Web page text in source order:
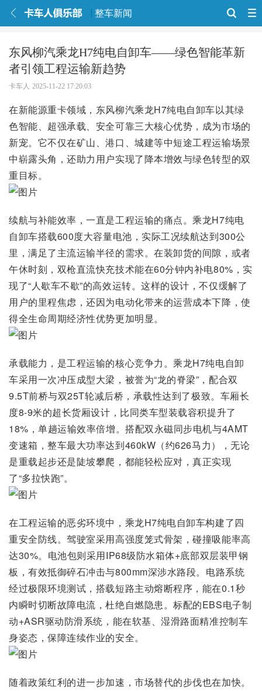
整车新闻
东风柳汽乘龙H7纯电自卸车——绿色智能革新
者引领工程运输新趋势
卡车人 2025-11-22 17:20:03
在新能源重卡领域，东风柳汽乘龙H7纯电自卸车以其绿
色智能、超强承载、安全可靠三大核心优势，成为市场的
新宠。它不仅在矿山、港口、城建等中短途工程运输场景
中崭露头角，还助力用户实现了降本增效与绿色转型的双
重目标。
续航与补能效率，一直是工程运输的痛点。乘龙H7纯电
自卸车搭载600度大容量电池，实际工况续航达到300公
里，满足了主流运输半径的需求。在装卸货的间隙，或者
午休时刻，双枪直流快充技术能在60分钟内补电80%，实
现了“人歇车不歇”的高效运转。这样的设计，不仅缓解了
用户的里程焦虑，还因为电动化带来的运营成本下降，使
得全生命周期经济性优势更加明显。
承载能力，是工程运输的核心竞争力。乘龙H7纯电自卸
车采用一次冲压成型大梁，被誉为“龙的脊梁”，配合双
9.5T前桥与双25T轮减后桥，承载性达到了极致。车厢长
度8-9米的超长货厢设计，比同类车型装载容积提升了
18%，单趟运输效率倍增。搭配双永磁同步电机与4AMT
变速箱，整车最大功率达到460kW（约626马力），无论
是重载起步还是陡坡攀爬，都能轻松应对，真正实现
了“多拉快跑”。
在工程运输的恶劣环境中，乘龙H7纯电自卸车构建了四
重安全防线。驾驶室采用高强度笼式骨架，碰撞吸能率高
达30%。电池包则采用IP68级防水箱体+底部双层装甲钢
板，有效抵御碎石冲击与800mm深涉水路段。电路系统
经过极限环境测试，搭载短路主动熔断程序，能在0.1秒
内瞬时切断故障电流，杜绝自燃隐患。标配的EBS电子制
动+ASR驱动防滑系统，能在软基、湿滑路面精准控制车
身姿态，保障连续作业的安全。
随着政策红利的进一步加速，市场替代的步伐也在加快。